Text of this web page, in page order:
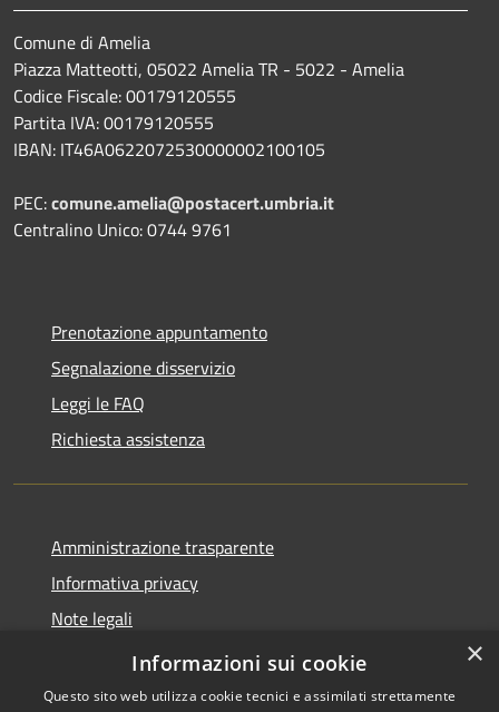
Comune di Amelia
Piazza Matteotti, 05022 Amelia TR - 5022 - Amelia
Codice Fiscale: 00179120555
Partita IVA: 00179120555
IBAN: IT46A0622072530000002100105
PEC:comune.amelia@postacert.umbria.it
Centralino Unico: 0744 9761
Prenotazione appuntamento
Segnalazione disservizio
Leggi le FAQ
Richiesta assistenza
Amministrazione trasparente
Informativa privacy
Note legali
Dichiarazione di accessibilità
×
Informazioni sui cookie
Questo sito web utilizza cookie tecnici e assimilati strettamente